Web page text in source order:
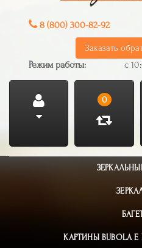
8 (800) 300-82-92
Заказать
Режим работы: с
0
КАРТИНЫ BUBOLA E